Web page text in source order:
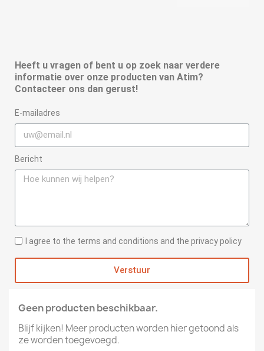
Heeft u vragen of bent u op zoek naar verdere
informatie over onze producten van Atim?
Contacteer ons dan gerust!
E-mailadres
Bericht
I agree to the terms and conditions and the privacy policy
Verstuur
Geen producten beschikbaar.
Blijf kijken! Meer producten worden hier getoond als
ze worden toegevoegd.